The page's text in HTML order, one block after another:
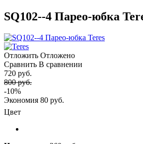
SQ102--4 Парео-юбка
Отложить Отложено
Сравнить В сравнении
720 руб.
800 руб.
-10%
Экономия 80 руб.
Цвет